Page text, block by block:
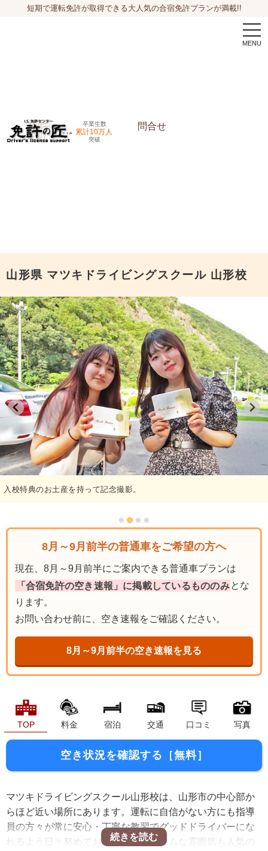
短期で運転免許が取得できる大人気の合宿免許プランが満載!!
卒業生数
累計10万人
突破
問合せ
山形県 マツキドライビングスクール 山形校
入校特典のお土産を持って記念撮影。
8月～9月前半の普通車をご希望の方へ
現在、8月～9月前半にご案内できる普通車プランは
「合宿免許の空き速報」に掲載しているもののみとな
ります。
お問い合わせ前に、空き速報をご確認ください。
8月～9月前半の空き速報を見る
TOP 料金 宿泊 交通 口コミ 写真
空き状況を確認する［無料］
マツキドライビングスクール山形校は、山形市の中心部か
らほど近い場所にあります。運転に自信がない方にも指導
員の方々が常に安心・丁寧な教習でグッドドライバーにな
れるよう日々努めており、アットホームな雰囲気も人気の